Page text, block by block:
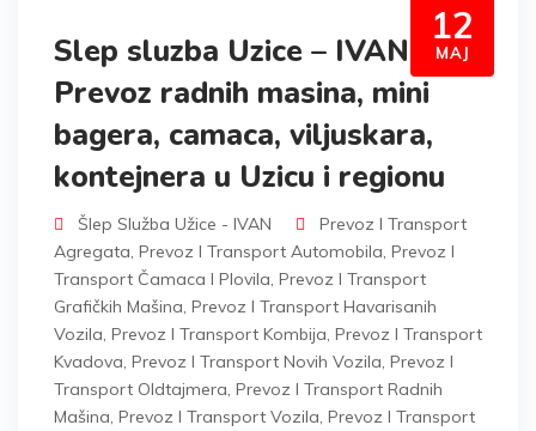
12
MAJ
Slep sluzba Uzice – IVAN –
Prevoz radnih masina, mini
bagera, camaca, viljuskara,
kontejnera u Uzicu i regionu
Šlep Služba Užice - IVAN
Prevoz I Transport
Agregata, Prevoz I Transport Automobila, Prevoz I
Transport Čamaca I Plovila, Prevoz I Transport
Grafičkih Mašina, Prevoz I Transport Havarisanih
Vozila, Prevoz I Transport Kombija, Prevoz I Transport
Kvadova, Prevoz I Transport Novih Vozila, Prevoz I
Transport Oldtajmera, Prevoz I Transport Radnih
Mašina, Prevoz I Transport Vozila, Prevoz I Transport